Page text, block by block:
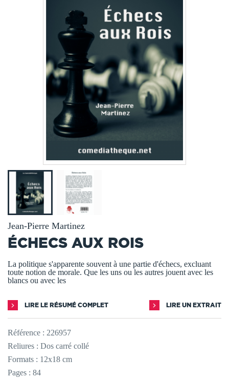
Jean-Pierre Martinez
ÉCHECS AUX ROIS
La politique s'apparente souvent à une partie d'échecs, excluant
toute notion de morale. Que les uns ou les autres jouent avec les
blancs ou avec les
LIRE LE RÉSUMÉ COMPLET LIRE UN EXTRAIT
Référence : 226957
Reliures : Dos carré collé
Formats : 12x18 cm
Pages : 84